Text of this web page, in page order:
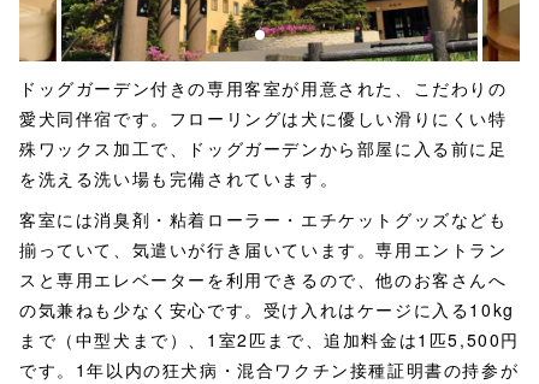
ドッグガーデン付きの専用客室が用意された、こだわりの
愛犬同伴宿です。フローリングは犬に優しい滑りにくい特
殊ワックス加工で、ドッグガーデンから部屋に入る前に足
を洗える洗い場も完備されています。
客室には消臭剤・粘着ローラー・エチケットグッズなども
揃っていて、気遣いが行き届いています。専用エントラン
スと専用エレベーターを利用できるので、他のお客さんへ
の気兼ねも少なく安心です。受け入れはケージに入る10kg
まで（中型犬まで）、1室2匹まで、追加料金は1匹5,500円
です。1年以内の狂犬病・混合ワクチン接種証明書の持参が